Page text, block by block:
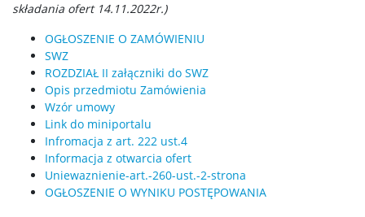
składania ofert 14.11.2022r.)
OGŁOSZENIE O ZAMÓWIENIU
SWZ
ROZDZIAŁ II załączniki do SWZ
Opis przedmiotu Zamówienia
Wzór umowy
Link do miniportalu
Infromacja z art. 222 ust.4
Informacja z otwarcia ofert
Uniewaznienie-art.-260-ust.-2-strona
OGŁOSZENIE O WYNIKU POSTĘPOWANIA